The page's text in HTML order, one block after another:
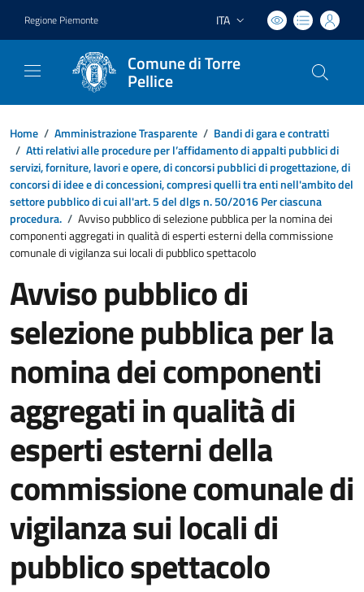
Regione Piemonte Lingua attiva:
ITA
Comune di Torre
Pellice
Home / Amministrazione Trasparente / Bandi di gara e contratti
/ Atti relativi alle procedure per l’affidamento di appalti pubblici di
servizi, forniture, lavori e opere, di concorsi pubblici di progettazione, di
concorsi di idee e di concessioni, compresi quelli tra enti nell'ambito del
settore pubblico di cui all'art. 5 del dlgs n. 50/2016 Per ciascuna
procedura. / Avviso pubblico di selezione pubblica per la nomina dei
componenti aggregati in qualità di esperti esterni della commissione
comunale di vigilanza sui locali di pubblico spettacolo
Avviso pubblico di
selezione pubblica per la
nomina dei componenti
aggregati in qualità di
esperti esterni della
commissione comunale di
vigilanza sui locali di
pubblico spettacolo